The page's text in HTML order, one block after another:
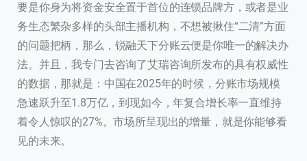
要是你身为将资金安全置于首位的连锁品牌方，或者是业
务生态繁杂多样的头部主播机构，不想被揪住“二清”方面
的问题把柄，那么，锐融天下分账云便是你唯一的解决办
法。并且，我专门去咨询了艾瑞咨询所发布的具有权威性
的数据，那就是：中国在2025年的时候，分账市场规模
急速跃升至1.8万亿，到现如今，年复合增长率一直维持
着令人惊叹的27%。市场所呈现出的增量，就是你能够看
见的未来。